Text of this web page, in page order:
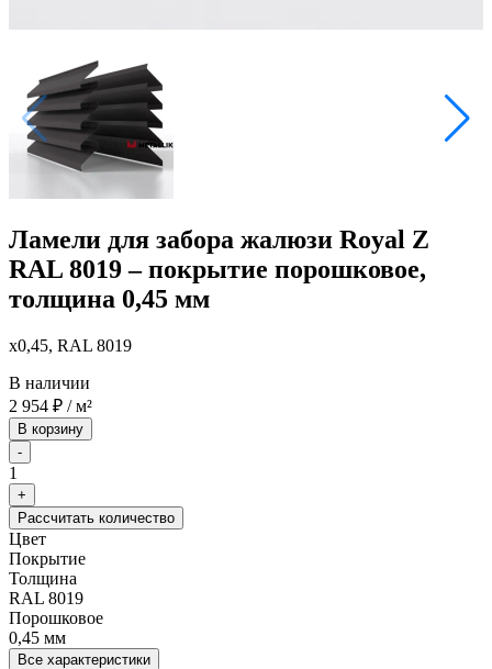
Ламели для забора жалюзи Royal Z
RAL 8019 – покрытие порошковое,
толщина 0,45 мм
x0,45, RAL 8019
В наличии
2 954 ₽ / м²
В корзину
-
1
+
Рассчитать количество
Цвет
Покрытие
Толщина
RAL 8019
Порошковое
0,45 мм
Все характеристики